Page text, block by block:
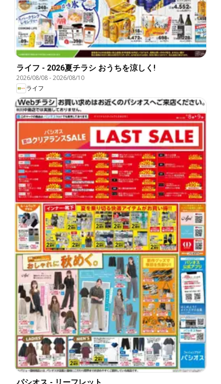
ライフ - 2026夏チラシ おうちを涼しく!
2026/08/08-2026/08/10
ライフ